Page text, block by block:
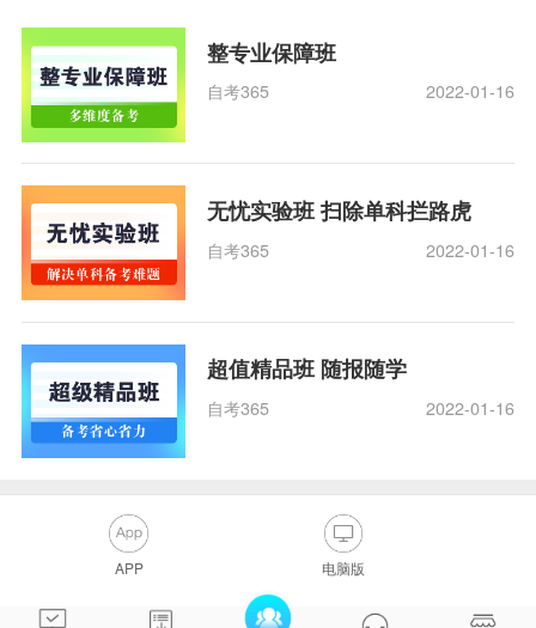
整专业保障班
自考365 2022-01-16
无忧实验班 扫除单科拦路虎
自考365 2022-01-16
超值精品班 随报随学
自考365 2022-01-16
APP 电脑版